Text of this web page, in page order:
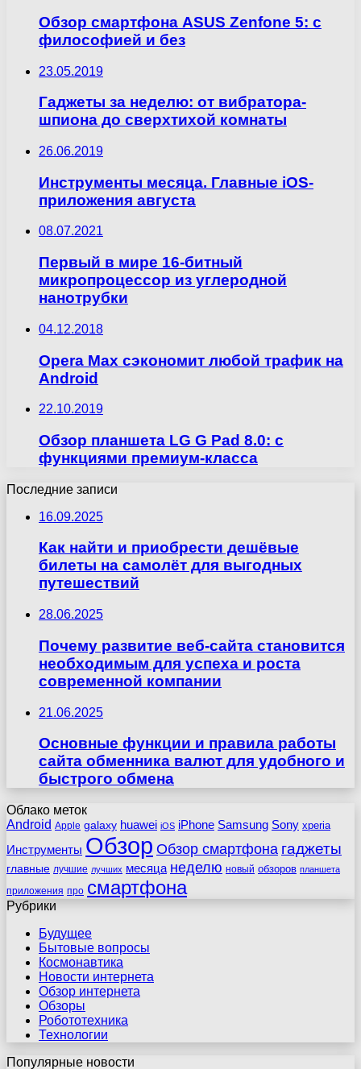
Обзор смартфона ASUS Zenfone 5: с
философией и без
23.05.2019
Гаджеты за неделю: от вибратора-
шпиона до сверхтихой комнаты
26.06.2019
Инструменты месяца. Главные iOS-
приложения августа
08.07.2021
Первый в мире 16-битный
микропроцессор из углеродной
нанотрубки
04.12.2018
Opera Max сэкономит любой трафик на
Android
22.10.2019
Обзор планшета LG G Pad 8.0: с
функциями премиум-класса
Последние записи
16.09.2025
Как найти и приобрести дешёвые
билеты на самолёт для выгодных
путешествий
28.06.2025
Почему развитие веб-сайта становится
необходимым для успеха и роста
современной компании
21.06.2025
Основные функции и правила работы
сайта обменника валют для удобного и
быстрого обмена
Облако меток
Android Apple galaxy huawei iOS iPhone Samsung Sony xperia
Инструменты Обзор Обзор смартфона гаджеты
главные лучшие лучших месяца неделю новый обзоров планшета
приложения про смартфона
Рубрики
Будущее
Бытовые вопросы
Космонавтика
Новости интернета
Обзор интернета
Обзоры
Робототехника
Технологии
Популярные новости